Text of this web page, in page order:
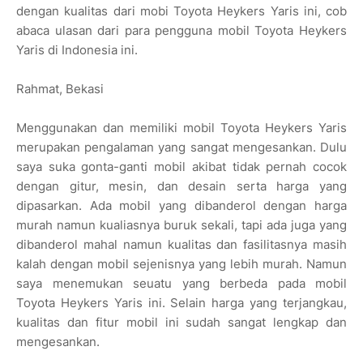
dengan kualitas dari mobi Toyota Heykers Yaris ini, cob
abaca ulasan dari para pengguna mobil Toyota Heykers
Yaris di Indonesia ini.
Rahmat, Bekasi
Menggunakan dan memiliki mobil Toyota Heykers Yaris
merupakan pengalaman yang sangat mengesankan. Dulu
saya suka gonta-ganti mobil akibat tidak pernah cocok
dengan gitur, mesin, dan desain serta harga yang
dipasarkan. Ada mobil yang dibanderol dengan harga
murah namun kualiasnya buruk sekali, tapi ada juga yang
dibanderol mahal namun kualitas dan fasilitasnya masih
kalah dengan mobil sejenisnya yang lebih murah. Namun
saya menemukan seuatu yang berbeda pada mobil
Toyota Heykers Yaris ini. Selain harga yang terjangkau,
kualitas dan fitur mobil ini sudah sangat lengkap dan
mengesankan.